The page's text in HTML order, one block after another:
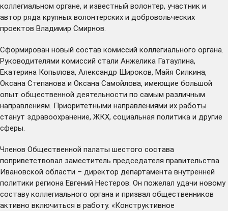
коллегиальном органе, и известный волонтер, участник и
автор ряда крупных волонтерских и добровольческих
проектов Владимир Смирнов.
Сформирован новый состав комиссий коллегиального органа.
Руководителями комиссий стали Анжелика Гатаулина,
Екатерина Копылова, Александр Широков, Майя Силкина,
Оксана Степанова и Оксана Самойлова, имеющие большой
опыт общественной деятельности по самым различным
направлениям. Приоритетными направлениями их работы
станут здравоохранение, ЖКХ, социальная политика и другие
сферы.
Членов Общественной палаты шестого состава
поприветствовал заместитель председателя правительства
Ивановской области – директор департамента внутренней
политики региона Евгений Нестеров. Он пожелал удачи новому
составу коллегиального органа и призвал общественников
активно включиться в работу. «Конструктивное